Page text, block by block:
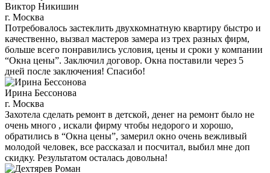
Виктор Никишин
г. Москва
Потребовалось застеклить двухкомнатную квартиру быстро и
качественно, вызвал мастеров замера из трех разных фирм,
больше всего понравились условия, цены и сроки у компании
“Окна цены”. Заключил договор. Окна поставили через 5
дней после заключения! Спасибо!
Ирина Бессонова
г. Москва
Захотела сделать ремонт в детской, денег на ремонт было не
очень много , искали фирму чтобы недорого и хорошо,
обратились в “Окна цены”, замерил окно очень вежливый
молодой человек, все рассказал и посчитал, выбил мне доп
скидку. Результатом осталась довольна!